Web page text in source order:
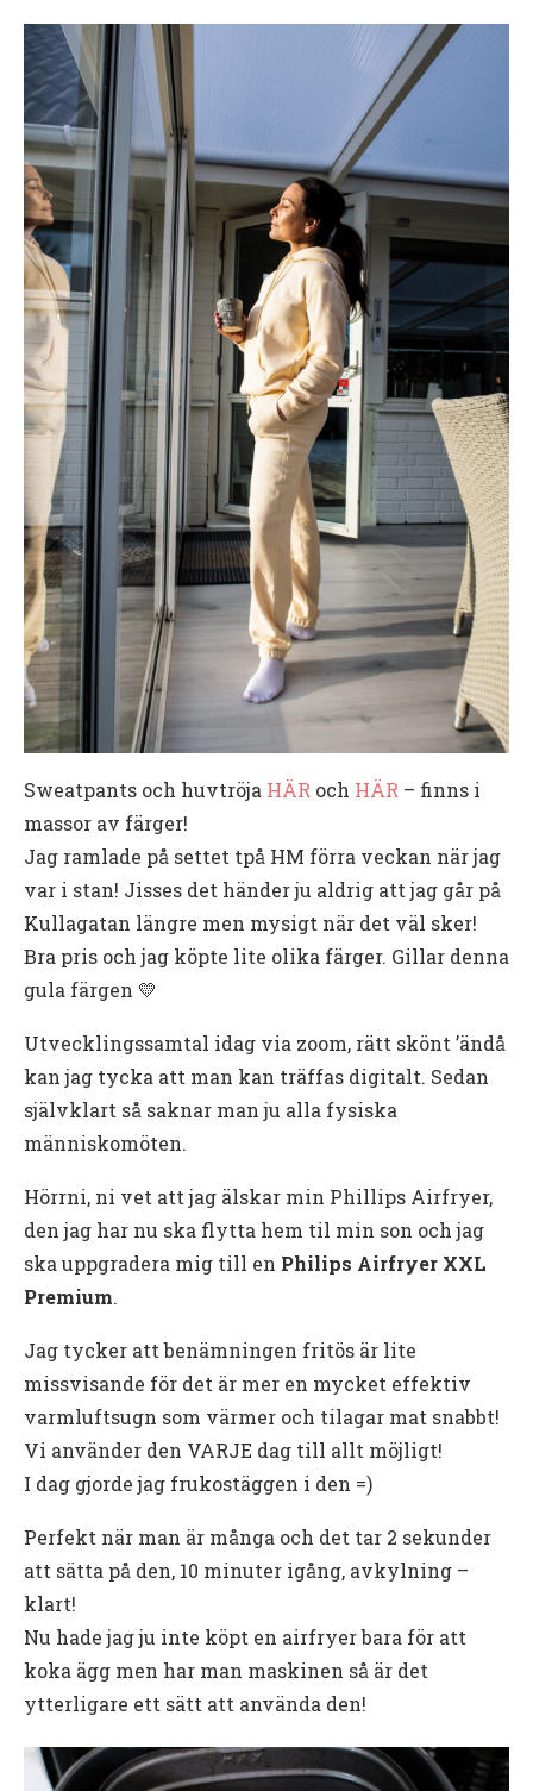
Sweatpants och huvtröja HÄR och HÄR – finns i
massor av färger!
Jag ramlade på settet tpå HM förra veckan när jag
var i stan! Jisses det händer ju aldrig att jag går på
Kullagatan längre men mysigt när det väl sker!
Bra pris och jag köpte lite olika färger. Gillar denna
gula färgen 💛
Utvecklingssamtal idag via zoom, rätt skönt ’ändå
kan jag tycka att man kan träffas digitalt. Sedan
självklart så saknar man ju alla fysiska
människomöten.
Hörrni, ni vet att jag älskar min Phillips Airfryer,
den jag har nu ska flytta hem til min son och jag
ska uppgradera mig till en Philips Airfryer XXL
Premium.
Jag tycker att benämningen fritös är lite
missvisande för det är mer en mycket effektiv
varmluftsugn som värmer och tilagar mat snabbt!
Vi använder den VARJE dag till allt möjligt!
I dag gjorde jag frukostäggen i den =)
Perfekt när man är många och det tar 2 sekunder
att sätta på den, 10 minuter igång, avkylning –
klart!
Nu hade jag ju inte köpt en airfryer bara för att
koka ägg men har man maskinen så är det
ytterligare ett sätt att använda den!